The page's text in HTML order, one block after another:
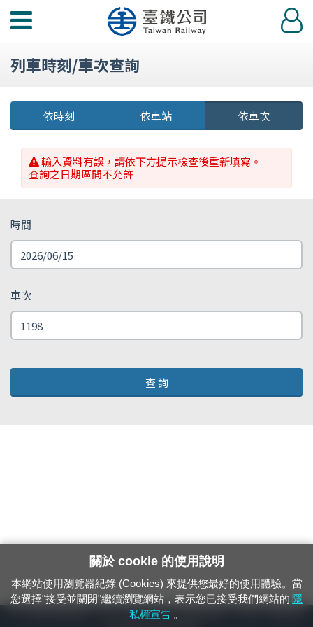
功
選
登
入
列車時刻/車次查詢
依時刻 依車站 依車次
輸入資料有誤，請依下方提示檢查後重新填寫。
查詢之日期區間不允許
時間
車次
查 詢
24小時緊急通報電話：1933（市話、手機，僅限發現軌道、平交道、橋樑及隧
關於 cookie 的使用說明
本網站使用瀏覽器紀錄 (Cookies) 來提供您最好的使用體驗。當
您選擇"接受並關閉"繼續瀏覽網站，表示您已接受我們網站的 隱
私權宣告 。